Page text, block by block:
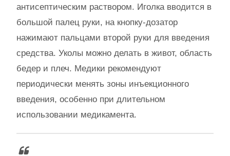
антисептическим раствором. Иголка вводится в
большой палец руки, на кнопку-дозатор
нажимают пальцами второй руки для введения
средства. Уколы можно делать в живот, область
бедер и плеч. Медики рекомендуют
периодически менять зоны инъекционного
введения, особенно при длительном
использовании медикамента.